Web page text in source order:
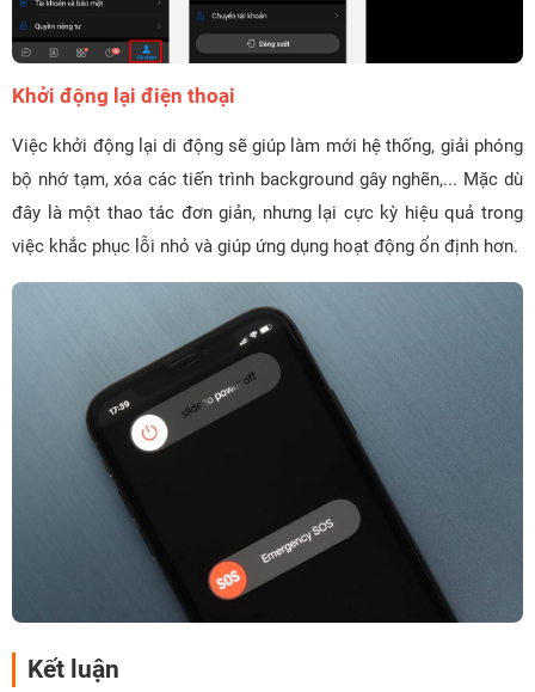
Khởi động lại điện thoại
Việc khởi động lại di động sẽ giúp làm mới hệ thống, giải phóng
bộ nhớ tạm, xóa các tiến trình background gây nghẽn,... Mặc dù
đây là một thao tác đơn giản, nhưng lại cực kỳ hiệu quả trong
việc khắc phục lỗi nhỏ và giúp ứng dụng hoạt động ổn định hơn.
Kết luận